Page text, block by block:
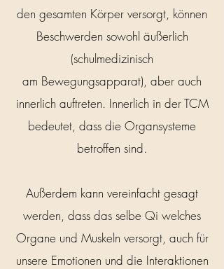
den gesamten Körper versorgt, ​können
Beschwerden sowohl äußerlich
(schulmedizinisch
am Bewegungsapparat), aber auch
innerlich auftreten. Innerlich in der TCM
bedeutet, dass die Organsysteme
betroffen sind.
Außerdem kann vereinfacht gesagt
werden, dass das selbe Qi welches
Organe und Muskeln versorgt, auch für
unsere Emotionen und die Interaktionen